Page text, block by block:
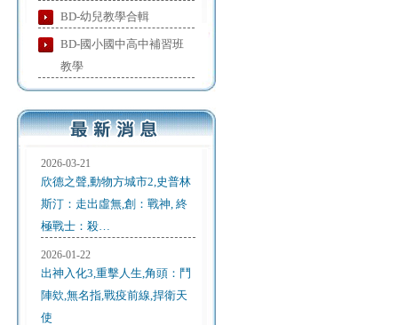
BD-幼兒教學合輯
BD-國小國中高中補習班
教學
2026-03-21
欣德之聲,動物方城市2,史普林
斯汀：走出虛無,創：戰神, 終
極戰士：殺…
2026-01-22
出神入化3,重擊人生,角頭：鬥
陣欸,無名指,戰疫前線,捍衛天
使